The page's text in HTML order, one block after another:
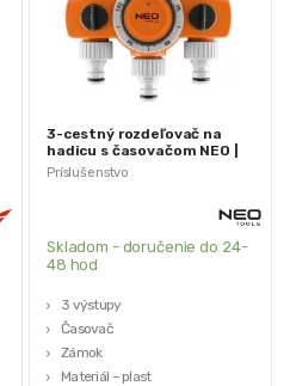
Príslušenstvo
3-cestný rozdeľovač na
hadicu s časovačom NEO |
15-750
Skladom - doručenie do 24-
48 hod
3 výstupy
Časovač
Zámok
Materiál – plast